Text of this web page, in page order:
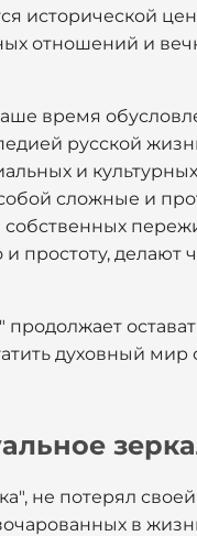
исторической
отношений и
время
русской
и
сложные и
простоту, делают
духовный
не потерял
в